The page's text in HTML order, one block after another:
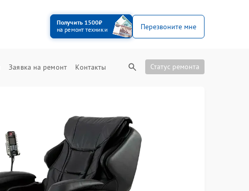
Получить 1500₽
на ремонт техники
Перезвоните мне
Заявка на ремонт Контакты Статус ремонта